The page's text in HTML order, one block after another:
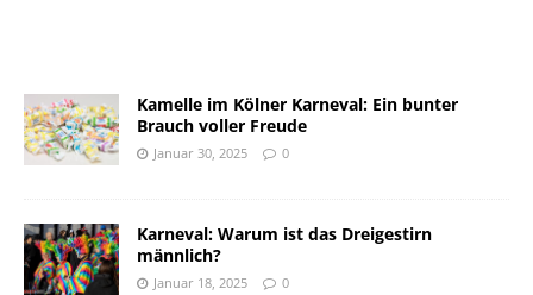
Kamelle im Kölner Karneval: Ein bunter
Brauch voller Freude
Januar 30, 2025 0
Karneval: Warum ist das Dreigestirn
männlich?
Januar 18, 2025 0